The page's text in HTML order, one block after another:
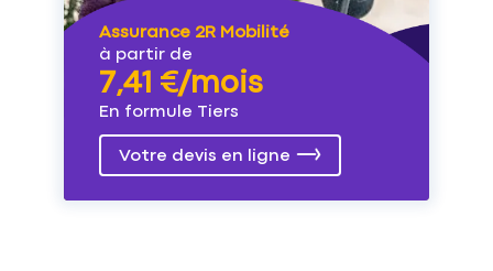
Assurance 2R Mobilité
à partir de
7,41 €/mois
En formule Tiers
Votre devis en ligne